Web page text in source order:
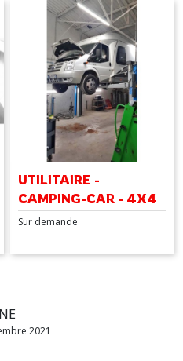
UTILITAIRE -
CAMPING-CAR - 4X4
Sur demande
2021